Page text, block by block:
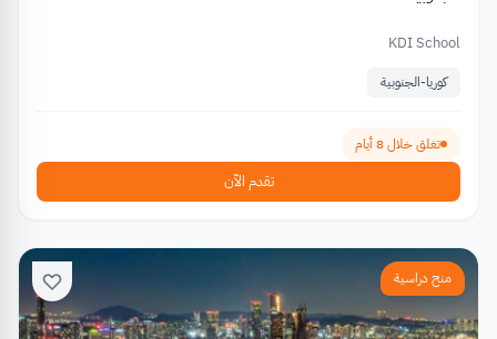
KDI School
كوريا-الجنوبية
تغلق خلال 8 أيام
تقدم الآن
منح دراسية